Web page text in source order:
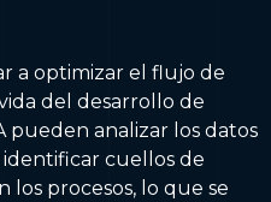
a optimizar el flujo de
del desarrollo de
pueden analizar los datos
identificar cuellos de
los procesos, lo que se